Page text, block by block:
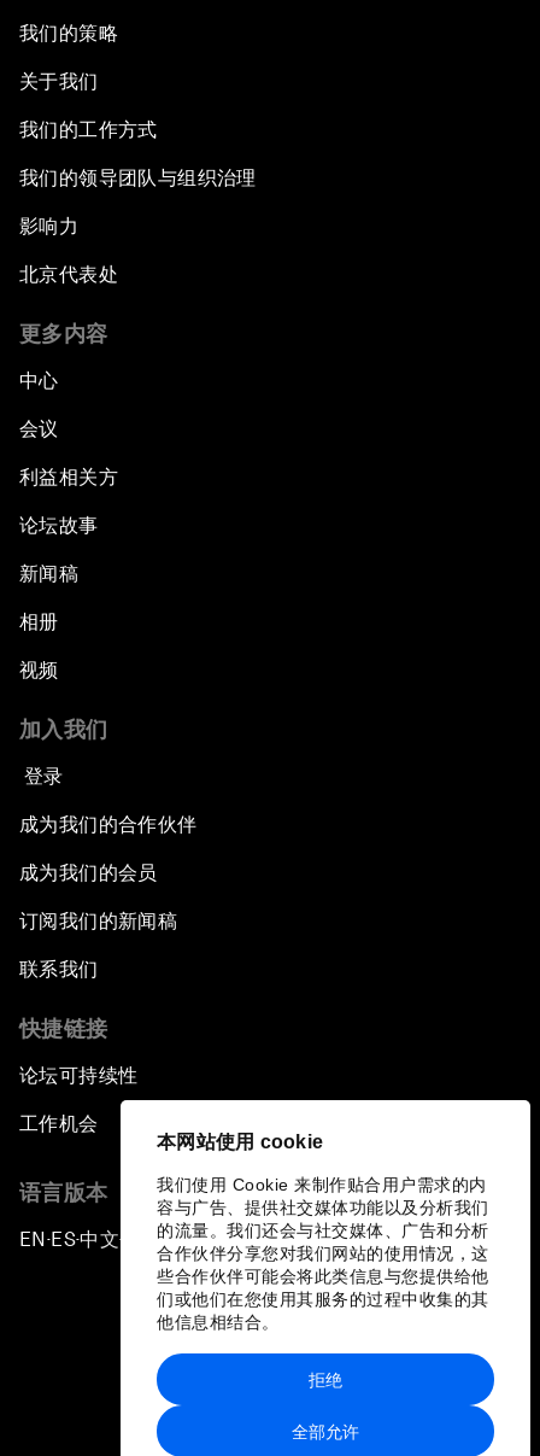
本网站使用 cookie
我们使用 Cookie 来制作贴合用户需求的内
容与广告、提供社交媒体功能以及分析我们
的流量。我们还会与社交媒体、广告和分析
合作伙伴分享您对我们网站的使用情况，这
些合作伙伴可能会将此类信息与您提供给他
们或他们在您使用其服务的过程中收集的其
他信息相结合。
全部允许
拒绝
我们的策略
关于我们
我们的工作方式
我们的领导团队与组织治理
影响力
北京代表处
更多内容
中心
会议
利益相关方
论坛故事
新闻稿
相册
视频
加入我们
登录
成为我们的合作伙伴
成为我们的会员
订阅我们的新闻稿
联系我们
快捷链接
论坛可持续性
工作机会
语言版本
EN ▪ES▪中文▪ 日本語
站点地图